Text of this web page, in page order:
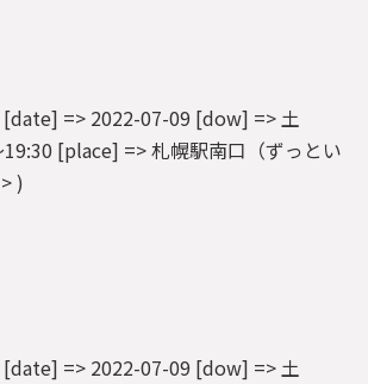
=> 2022-07-09 [dow] => 土
[place] => 札幌駅南口（ずっとい
)
=> 2022-07-09 [dow] => 土